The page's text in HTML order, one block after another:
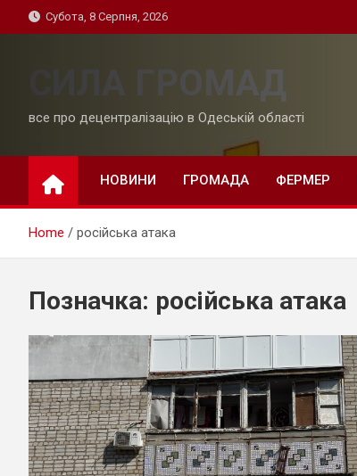
to
Субота, 8 Серпня, 2026
СИЛА ГРОМАД
все про децентралізацію в Одеській області
НОВИНИ ГРОМАДА ФЕРМЕР
Home російська атака
Позначка: російська атака